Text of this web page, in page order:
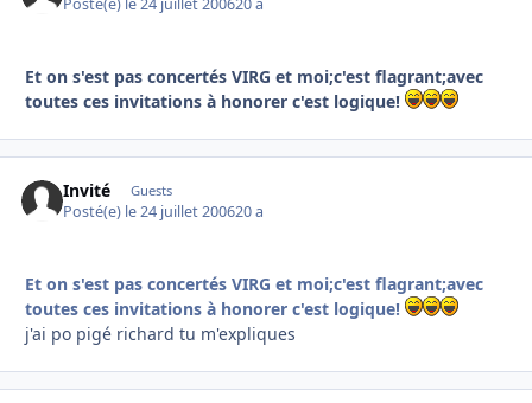
Posté(e) le 24 juillet 200620 a
Et on s'est pas concertés VIRG et moi;c'est flagrant;avec
toutes ces invitations à honorer c'est logique!
Invité Guests
Posté(e) le 24 juillet 200620 a
Et on s'est pas concertés VIRG et moi;c'est flagrant;avec
toutes ces invitations à honorer c'est logique!
j'ai po pigé richard tu m'expliques